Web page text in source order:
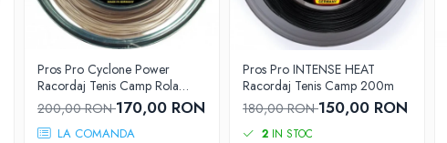
Pros Pro Cyclone Power
Racordaj Tenis Camp Rola
200m
200,00 RON170,00 RON
LA COMANDA
Pros Pro INTENSE HEAT
Racordaj Tenis Camp 200m
180,00 RON150,00 RON
2 IN STOC